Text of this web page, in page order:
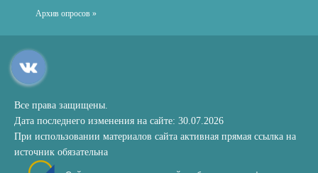
Архив опросов »
Все права защищены.
Дата последнего изменения на сайте: 30.07.2026
При использовании материалов сайта активная прямая ссылка на
источник обязательна